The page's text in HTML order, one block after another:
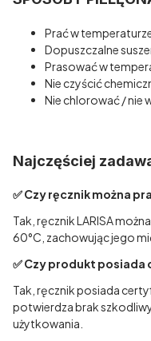
Prać w
Dopuszczalne
Prasować w
Nie czyścić
Nie chlorować / nie
Najczęściej
✅ Czy ręcznik można
Tak, ręcznik LARISA
60°C, zachowując jego
✅ Czy produkt
Tak, ręcznik posiada
potwierdza brak
użytkowania.